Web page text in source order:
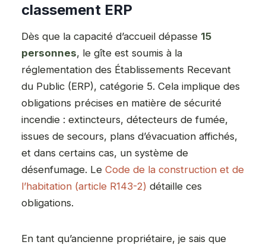
classement ERP
Dès que la capacité d’accueil dépasse 15
personnes, le gîte est soumis à la
réglementation des Établissements Recevant
du Public (ERP), catégorie 5. Cela implique des
obligations précises en matière de sécurité
incendie : extincteurs, détecteurs de fumée,
issues de secours, plans d’évacuation affichés,
et dans certains cas, un système de
désenfumage. Le Code de la construction et de
l’habitation (article R143-2) détaille ces
obligations.
En tant qu’ancienne propriétaire, je sais que